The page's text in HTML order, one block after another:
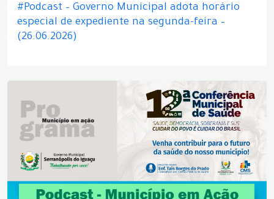
#Podcast – Governo Municipal adota horário
especial de expediente na segunda-feira –
(26.06.2026)